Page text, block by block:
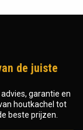
de juiste
garantie en
houtkachel tot
beste prijzen.